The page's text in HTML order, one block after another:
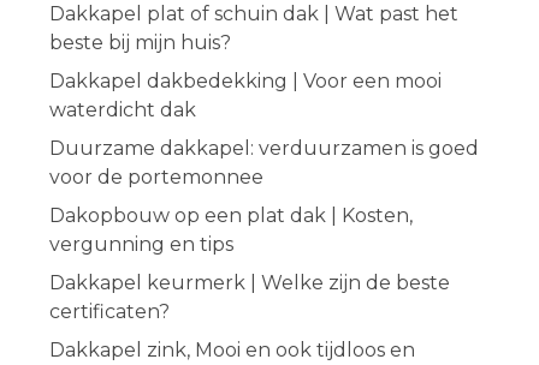
Dakkapel plat of schuin dak | Wat past het
beste bij mijn huis?
Dakkapel dakbedekking | Voor een mooi
waterdicht dak
Duurzame dakkapel: verduurzamen is goed
voor de portemonnee
Dakopbouw op een plat dak | Kosten,
vergunning en tips
Dakkapel keurmerk | Welke zijn de beste
certificaten?
Dakkapel zink, Mooi en ook tijdloos en